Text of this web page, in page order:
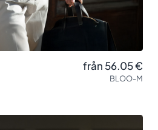
från 56.05€
BLOO-M